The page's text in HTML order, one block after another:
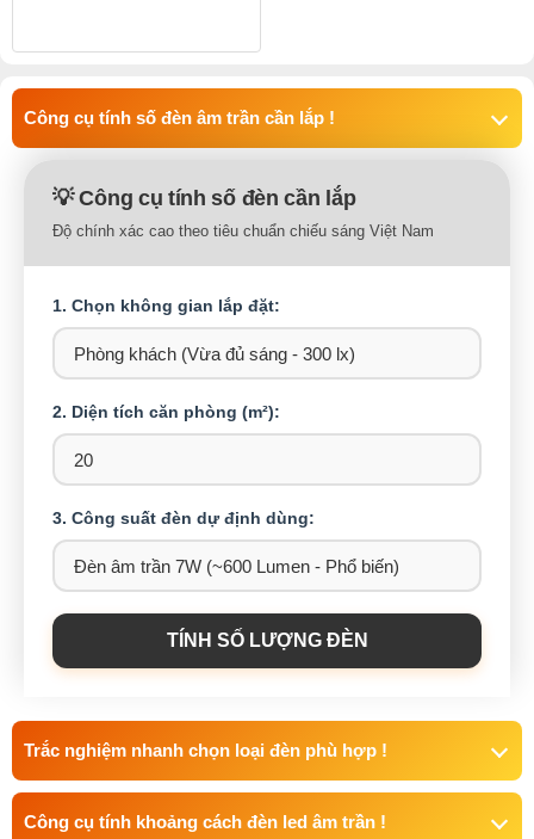
Công cụ tính số đèn âm trần cần lắp !
💡 Công cụ tính số đèn cần lắp
Độ chính xác cao theo tiêu chuẩn chiếu sáng Việt Nam
1. Chọn không gian lắp đặt:
2. Diện tích căn phòng (m²):
3. Công suất đèn dự định dùng:
TÍNH SỐ LƯỢNG ĐÈN
Trắc nghiệm nhanh chọn loại đèn phù hợp !
Công cụ tính khoảng cách đèn led âm trần !